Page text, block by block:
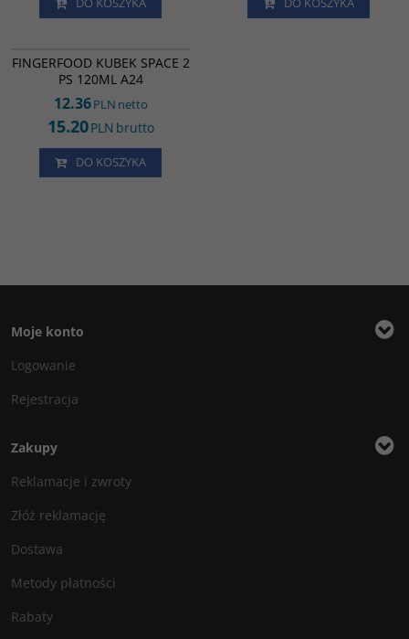
FINGERFOOD KUBEK SPACE 2
PS 120ML A24
12.36PLN netto
15.20PLN brutto
DO KOSZYKA
Moje konto
Logowanie
Rejestracja
Zakupy
Reklamacje i zwroty
Złóż reklamację
Dostawa
Metody płatności
Rabaty